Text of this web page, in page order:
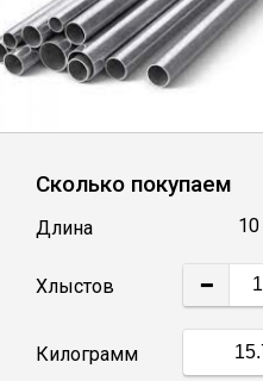
Швеллер
Полоса
Сколько покупаем
Длина
Хлыстов −
Килограмм